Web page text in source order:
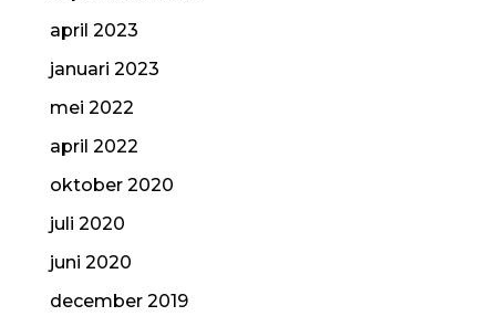
april 2023
januari 2023
mei 2022
april 2022
oktober 2020
juli 2020
juni 2020
december 2019